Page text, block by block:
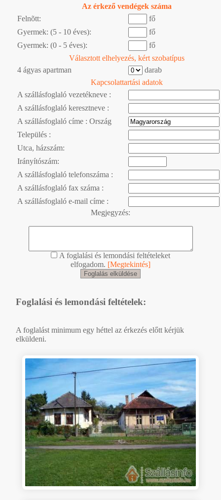
Az érkező vendégek száma
Felnõtt:
fő
Gyermek: (5 - 10 éves):
fő
Gyermek: (0 - 5 éves):
fő
Választott elhelyezés, kért szobatípus
4 ágyas apartman
darab
Kapcsolattartási adatok
A szállásfoglaló vezetékneve :
A szállásfoglaló keresztneve :
A szállásfoglaló címe : Ország
Település :
Utca, házszám:
Irányítószám:
A szállásfoglaló telefonszáma :
A szállásfoglaló fax száma :
A szállásfoglaló e-mail címe :
Megjegyzés:
A foglalási és lemondási feltételeket
elfogadom. [Megtekintés]
Foglalási és lemondási feltételek:
A foglalást minimum egy héttel az érkezés előtt kérjük
elküldeni.